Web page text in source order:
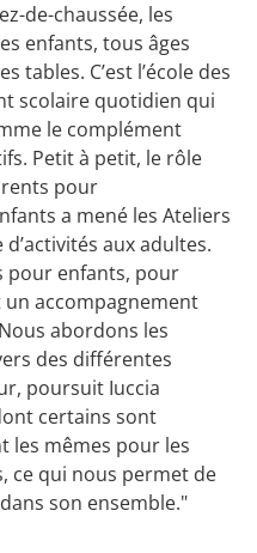
de-chaussée, les
enfants, tous âges
tables. C’est l’école des
scolaire quotidien qui
le complément
Petit à petit, le rôle
pour
a mené les Ateliers
aux adultes.
pour enfants, pour
accompagnement
abordons les
des différentes
poursuit Iuccia
certains sont
les mêmes pour les
ce qui nous permet de
son ensemble."